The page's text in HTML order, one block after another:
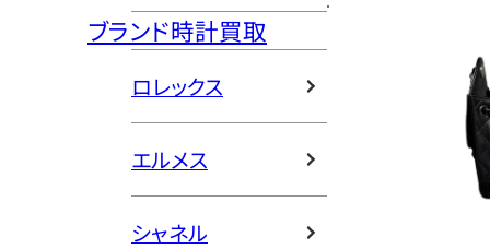
ブランド時計買取
ロレックス
エルメス
シャネル